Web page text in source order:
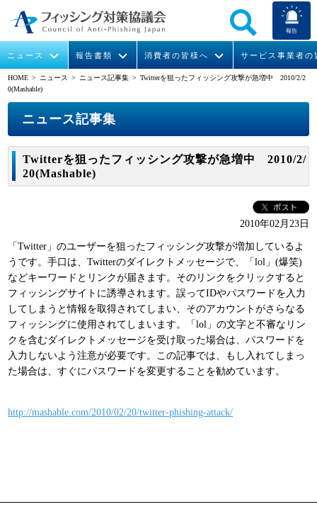
報告
ニュース
イベント
報告書類
月次報告書
消費者の皆様へ
フィッシングの報告
サービス事業者の
STOP. THINK. CONNECT.
運営委員紹介
メンバー
入会案内
パンフレット
HOME > ニュース > ニュース記事集 > Twitterを狙ったフィッシング攻撃が急増中 2010/2/2
0(Mashable)
ニュース記事集
Twitterを狙ったフィッシング攻撃が急増中 2010/2/
20(Mashable)
2010年02月23日
「Twitter」のユーザーを狙ったフィッシング攻撃が増加しているよ
うです。手口は、Twitterのダイレクトメッセージで、「lol」(爆笑)
などキーワードとリンクが届きます。そのリンクをクリックすると
フィッシングサイトに誘導されます。誤ってIDやパスワードを入力
してしまうと情報を取得されてしまい、そのアカウントがさらなる
フィッシングに使用されてしまいます。「lol」の文字と不審なリン
クを含むダイレクトメッセージを受け取った場合は、パスワードを
入力しないよう注意が必要です。この記事では、もし入れてしまっ
た場合は、すぐにパスワードを変更することを勧めています。
http://mashable.com/2010/02/20/twitter-phishing-attack/